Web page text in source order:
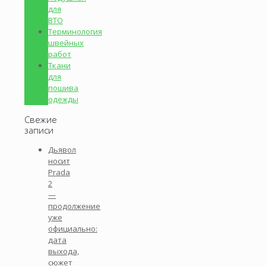
для
ВТО
Терминология
швейных
работ
Ткани
для
пошива
одежды
Свежие
записи
Дьявол
носит
Prada
2
—
продолжение
уже
официально:
дата
выхода,
сюжет